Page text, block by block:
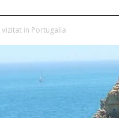
in Portugalia